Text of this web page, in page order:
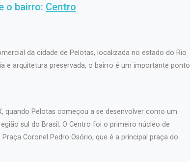
o bairro: Centro
da cidade de Pelotas, localizada no estado do Rio
e arquitetura preservada, o bairro é um importante ponto
quando Pelotas começou a se desenvolver como um
sul do Brasil. O Centro foi o primeiro núcleo de
Coronel Pedro Osório, que é a principal praça do